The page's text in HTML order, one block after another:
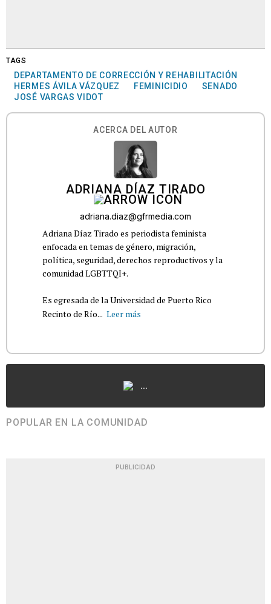
TAGS
DEPARTAMENTO DE CORRECCIÓN Y REHABILITACIÓN
HERMES ÁVILA VÁZQUEZ
FEMINICIDIO
SENADO
JOSÉ VARGAS VIDOT
ACERCA DEL AUTOR
ADRIANA DÍAZ TIRADO
adriana.diaz@gfrmedia.com
Adriana Díaz Tirado es periodista feminista
enfocada en temas de género, migración,
política, seguridad, derechos reproductivos y la
comunidad LGBTTQI+.
Es egresada de la Universidad de Puerto Rico
Recinto de Río... Leer más
...
POPULAR EN LA COMUNIDAD
PUBLICIDAD